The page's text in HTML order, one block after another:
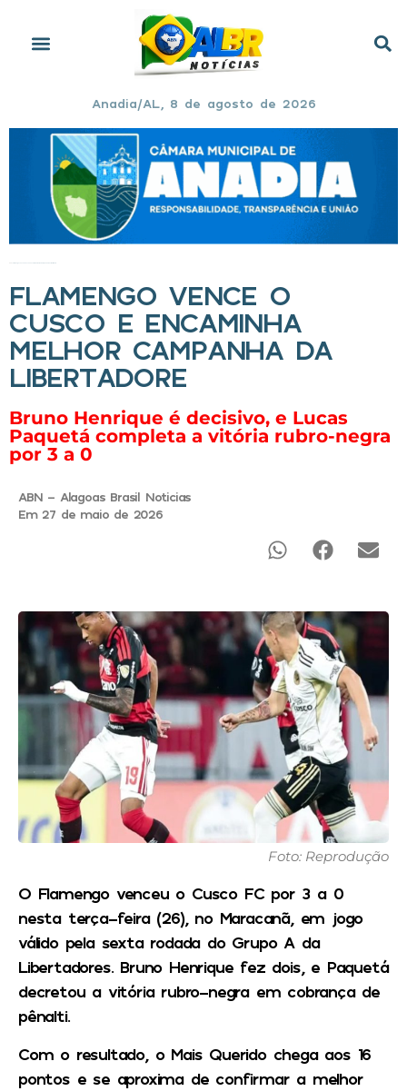
Anadia/AL, 8 de agosto de 2026
FLAMENGO VENCE O
CUSCO E ENCAMINHA
MELHOR CAMPANHA DA
LIBERTADORE
Bruno Henrique é decisivo, e Lucas
Paquetá completa a vitória rubro-negra
por 3 a 0
ABN - Alagoas Brasil Noticias
Em 27 de maio de 2026
Foto: Reprodução
O Flamengo venceu o Cusco FC por 3 a 0
nesta terça-feira (26), no Maracanã, em jogo
válido pela sexta rodada do Grupo A da
Libertadores. Bruno Henrique fez dois, e Paquetá
decretou a vitória rubro-negra em cobrança de
pênalti.
Com o resultado, o Mais Querido chega aos 16
pontos e se aproxima de confirmar a melhor